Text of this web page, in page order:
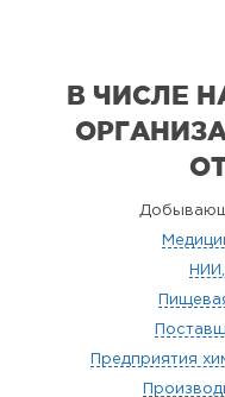
В ЧИСЛЕ
Предприятия